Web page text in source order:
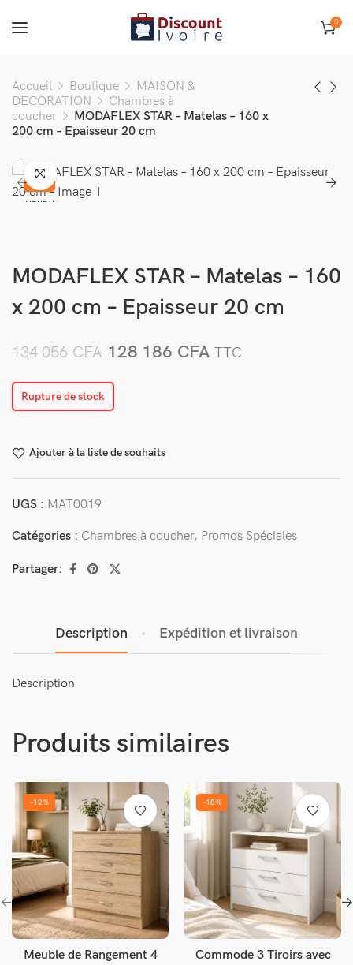
0
Accueil Boutique
MAISON &
DECORATION
Chambres à
coucher
MODAFLEX STAR – Matelas – 160 x
200 cm – Epaisseur 20 cm
VENDU
MODAFLEX STAR – Matelas – 160
x 200 cm – Epaisseur 20 cm
134 056CFA 128 186 CFA TTC
Rupture de stock
Ajouter à la liste de souhaits
UGS : MAT0019
Catégories : Chambres à coucher, Promos Spéciales
Partager:
Description Expédition et livraison
Description
Produits similaires
-12%
Ajouter au panier
Meuble de Rangement 4
-18%
Ajouter au panier
Commode 3 Tiroirs avec